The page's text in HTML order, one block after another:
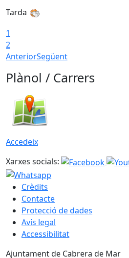
Tarda
1
2
AnteriorSegüent
Plànol / Carrers
Accedeix
Xarxes socials:
Crèdits
Contacte
Protecció de dades
Avís legal
Accessibilitat
Ajuntament de Cabrera de Mar